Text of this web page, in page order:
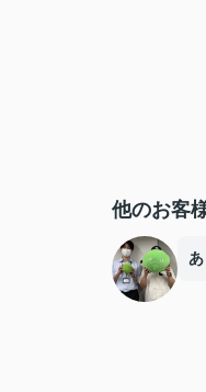
他のお客
あ